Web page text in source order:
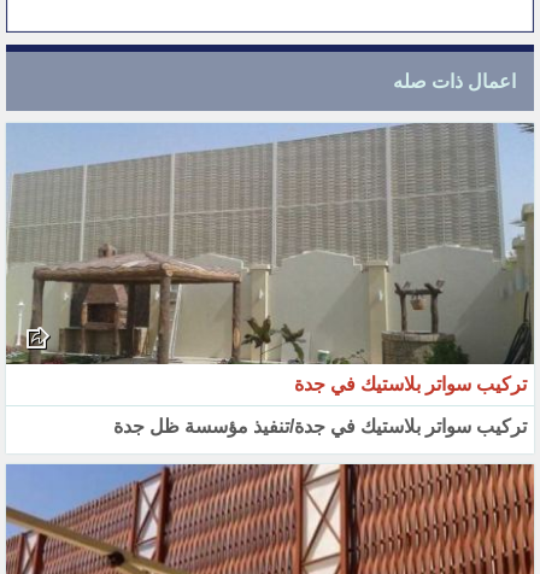
اعمال ذات صله
تركيب سواتر بلاستيك في جدة
تركيب سواتر بلاستيك في جدة/تنفيذ مؤسسة ظل جدة